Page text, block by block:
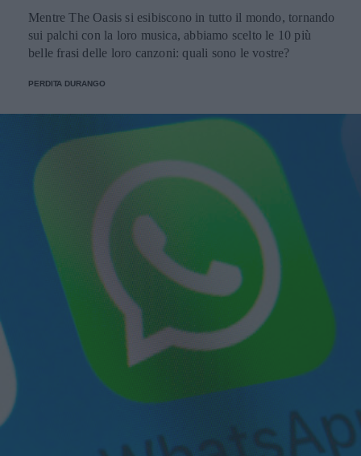
Mentre The Oasis si esibiscono in tutto il mondo, tornando
sui palchi con la loro musica, abbiamo scelto le 10 più
belle frasi delle loro canzoni: quali sono le vostre?
PERDITA DURANGO